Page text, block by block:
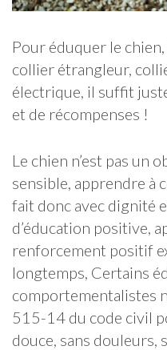
Pour éduquer le chien,
collier étrangleur,
électrique, il suffit
et de récompenses !
Le chien n’est pas un
sensible, apprendre à
fait donc avec dignité
d’éducation positive,
renforcement positif
longtemps, Certains
comportementalistes
515-14 du code civil
douce, sans douleurs,